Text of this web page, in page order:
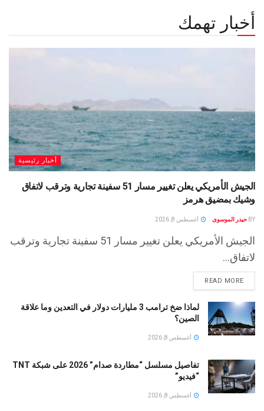
أخبار تهمك
أخبار رئيسية
الجيش الأمريكي يعلن تغيير مسار 51 سفينة تجارية وترقب لاتفاق
وشيك بمضيق هرمز
BY حيدر الموسوى أغسطس 8, 2026
الجيش الأمريكي يعلن تغيير مسار 51 سفينة تجارية وترقب
لاتفاق...
READ MORE
لماذا ضخ ترامب 3 مليارات دولار في التعدين وما علاقة
الصين؟
أغسطس 8, 2026
تفاصيل مسلسل “مطاردة صدام” 2026 على شبكة TNT
“فيديو”
أغسطس 8, 2026